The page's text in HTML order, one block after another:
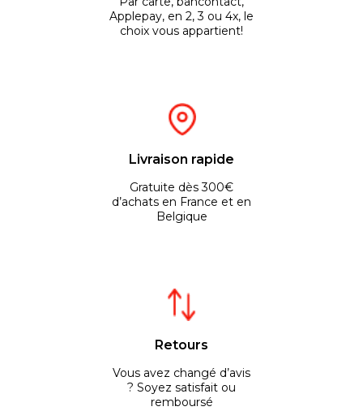
Applepay, en 2, 3 ou 4x, le
choix vous appartient!
Livraison rapide
Gratuite dès 300€
d’achats en France et en
Belgique
Retours
Vous avez changé d’avis
? Soyez satisfait ou
remboursé